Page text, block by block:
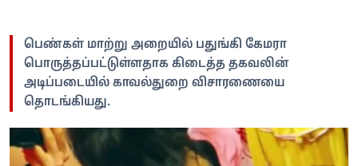
பெண்கள் மாற்று அறையில் பதுங்கி கேமரா
பொருத்தப்பட்டுள்ளதாக கிடைத்த தகவலின்
அடிப்படையில் காவல்துறை விசாரணையை
தொடங்கியது.